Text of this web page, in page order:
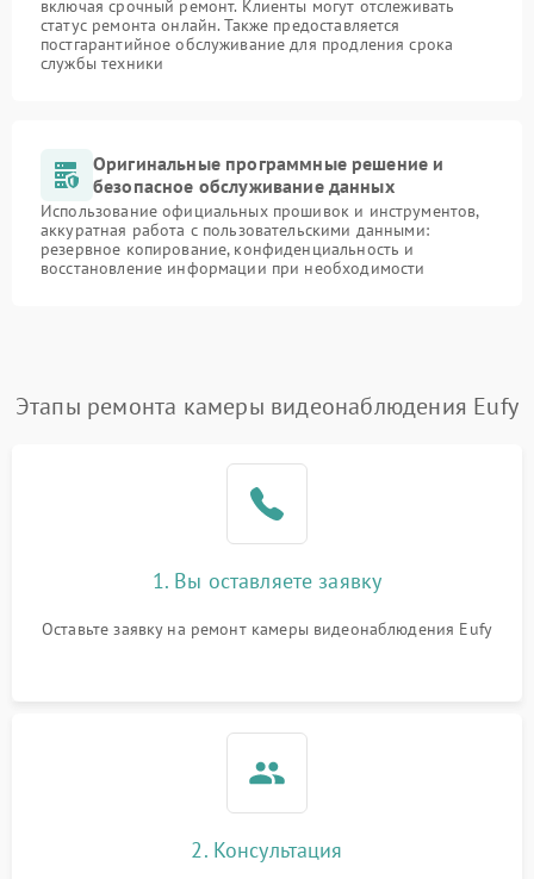
включая срочный ремонт. Клиенты могут отслеживать
статус ремонта онлайн. Также предоставляется
постгарантийное обслуживание для продления срока
службы техники
Оригинальные программные решение и
безопасное обслуживание данных
Использование официальных прошивок и инструментов,
аккуратная работа с пользовательскими данными:
резервное копирование, конфиденциальность и
восстановление информации при необходимости
Этапы ремонта камеры видеонаблюдения Eufy
1. Вы оставляете заявку
Оставьте заявку на ремонт камеры видеонаблюдения Eufy
2. Консультация